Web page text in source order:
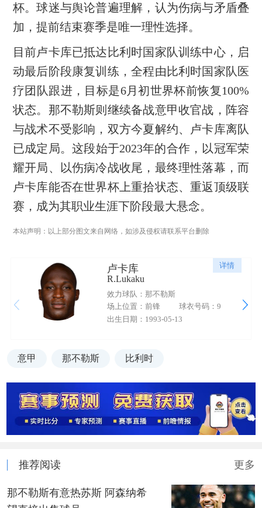
杯。球迷与舆论普遍理解，认为伤病与矛盾叠
加，提前结束赛季是唯一理性选择。
目前卢卡库已抵达比利时国家队训练中心，启
动最后阶段康复训练，全程由比利时国家队医
疗团队跟进，目标是6月初世界杯前恢复100%
状态。那不勒斯则继续备战意甲收官战，阵容
与战术不受影响，双方今夏解约、卢卡库离队
已成定局。这段始于2023年的合作，以冠军荣
耀开局、以伤病冷战收尾，最终理性落幕，而
卢卡库能否在世界杯上重拾状态、重返顶级联
赛，成为其职业生涯下阶段最大悬念。
本站声明：以上部分图文来自网络，如涉及侵权请联系平台删除
详情
卢卡库
R.Lukaku
效力球队：那不勒斯
场上位置：前锋
球衣号码：9
出生日期：1993-05-13
意甲 那不勒斯 比利时
推荐阅读 更多
那不勒斯有意热苏斯 阿森纳希